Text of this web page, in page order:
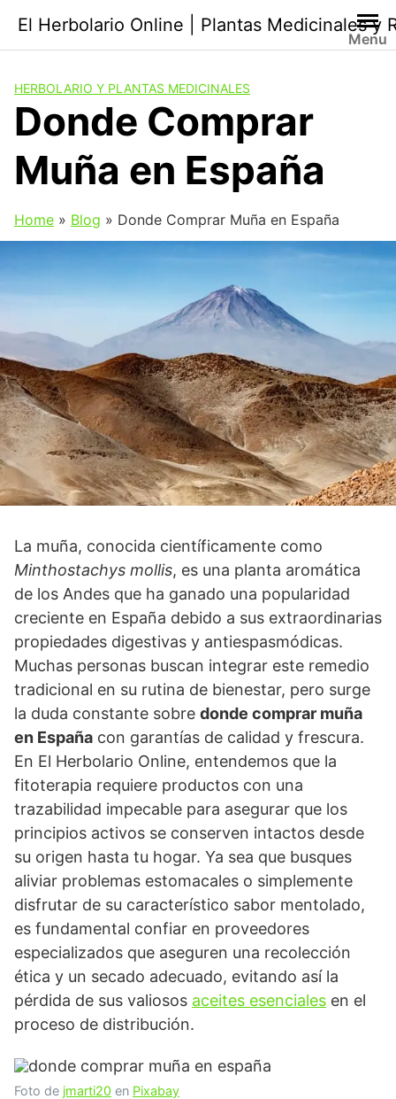
contenido
El Herbolario Online | Plantas Medicinales y
Menu
HERBOLARIO Y PLANTAS MEDICINALES
Donde Comprar
Muña en España
Home » Blog » Donde Comprar Muña en España
La muña, conocida científicamente como
Minthostachys mollis, es una planta aromática
de los Andes que ha ganado una popularidad
creciente en España debido a sus extraordinarias
propiedades digestivas y antiespasmódicas.
Muchas personas buscan integrar este remedio
tradicional en su rutina de bienestar, pero surge
la duda constante sobre donde comprar muña
en España con garantías de calidad y frescura.
En El Herbolario Online, entendemos que la
fitoterapia requiere productos con una
trazabilidad impecable para asegurar que los
principios activos se conserven intactos desde
su origen hasta tu hogar. Ya sea que busques
aliviar problemas estomacales o simplemente
disfrutar de su característico sabor mentolado,
es fundamental confiar en proveedores
especializados que aseguren una recolección
ética y un secado adecuado, evitando así la
pérdida de sus valiosos aceites esenciales en el
proceso de distribución.
Foto de jmarti20 en Pixabay